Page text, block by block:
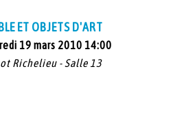
ET OBJETS D'ART
19 mars 2010 14:00
Richelieu - Salle 13